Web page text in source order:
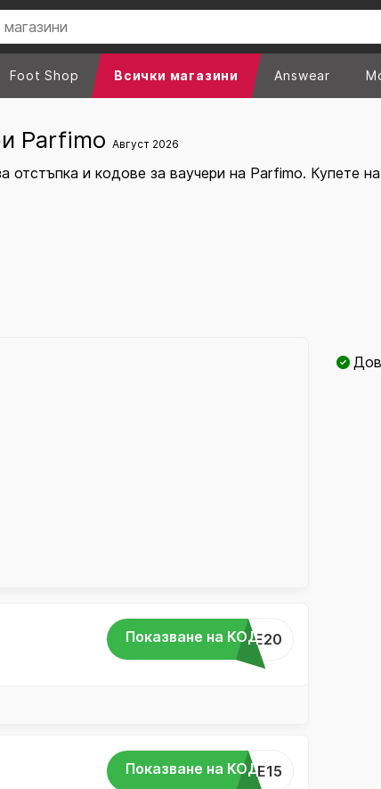
Foot Shop Всички магазини Answear
Parfimo Август 2026
и кодове за ваучери на Parfimo. Купете
Показване на КОД...E20
Показване на КОД...E15